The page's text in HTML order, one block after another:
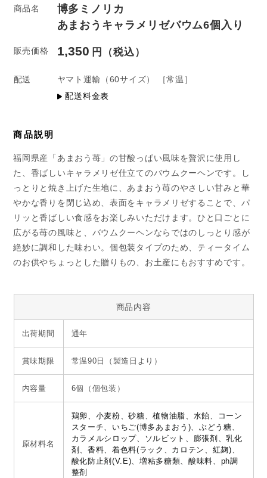
商品名
博多ミノリカ
あまおうキャラメリゼバウム6個入り
販売価格 1,350
配送 ヤマト運輸 （60サイズ）
［常温］
配送料金表
商品説明
福岡県産「あまおう苺」の甘酸っぱい風味を贅沢に使用し
た、香ばしいキャラメリゼ仕立てのバウムクーヘンです。し
っとりと焼き上げた生地に、あまおう苺のやさしい甘みと華
やかな香りを閉じ込め、表面をキャラメリゼすることで、パ
リッと香ばしい食感をお楽しみいただけます。ひと口ごとに
広がる苺の風味と、バウムクーヘンならではのしっとり感が
絶妙に調和した味わい。個包装タイプのため、ティータイム
のお供やちょっとした贈りもの、お土産にもおすすめです。
商品内容
出荷期間 通年
賞味期限 常温90日（製造日より）
内容量 6個（個包装）
原材料名
鶏卵、小麦粉、砂糖、植物油脂、水飴、コーン
スターチ、いちご(博多あまおう)、ぶどう糖、
カラメルシロップ、ソルビット、膨張剤、乳化
剤、香料、着色料(ラック、カロテン、紅麹)、
酸化防止剤(V.E)、増粘多糖類、酸味料、ph調
整剤